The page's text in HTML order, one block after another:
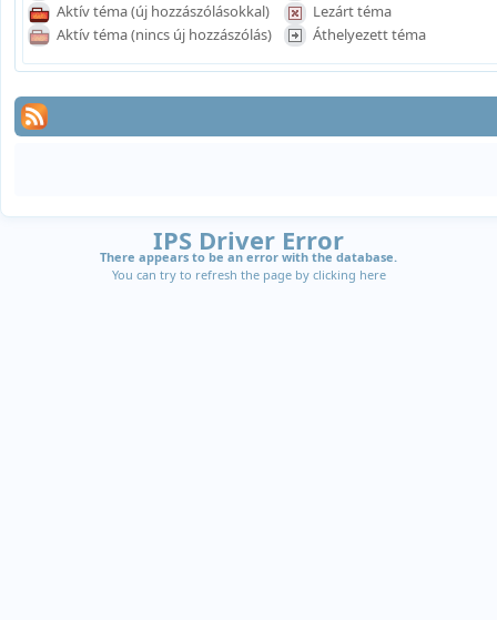
Aktív téma (új hozzászólásokkal)
Aktív téma (nincs új hozzászólás)
Lezárt téma
Áthelyezett téma
IPS Driver Error
There appears to be an error with the database.
You can try to refresh the page by clicking here